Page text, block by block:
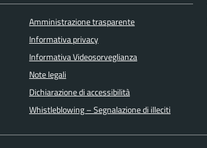
Amministrazione trasparente
Informativa privacy
Informativa Videosorveglianza
Note legali
Dichiarazione di accessibilità
Whistleblowing – Segnalazione di illeciti